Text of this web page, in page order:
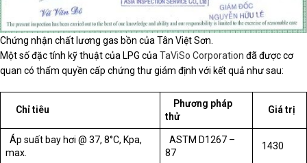
Chứng nhận chất lương gas bồn của Tân Việt Sơn.
Một số đặc tính kỹ thuật của LPG của TaViSo Corporation đã được cơ
quan có thẩm quyền cấp chứng thư giám định với kết quả như sau:
Chỉ tiêu
Phương pháp
thử
Giá trị
Áp suất bay hơi @ 37, 8°C, Kpa,
max.
ASTM D1267 –
87
1430